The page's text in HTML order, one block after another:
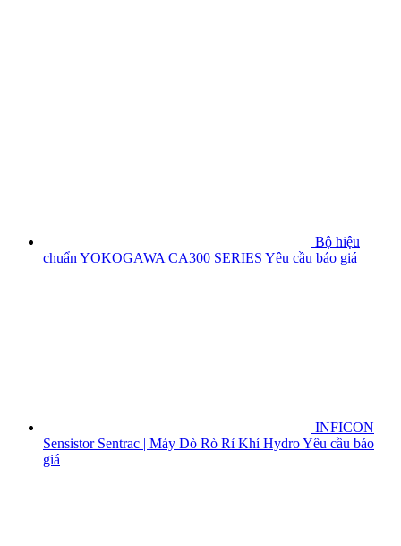
Bộ hiệu
chuẩn YOKOGAWA CA300 SERIES Yêu cầu báo giá
INFICON
Sensistor Sentrac | Máy Dò Rò Rỉ Khí HydroYêu cầu báo
giá